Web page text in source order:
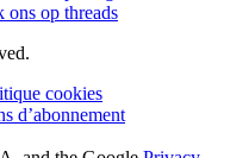
ons op threads
cookies
d’abonnement